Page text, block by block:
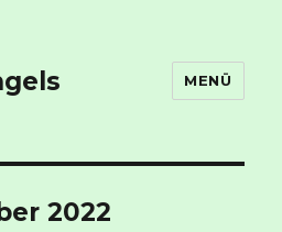
MENÜ
2022